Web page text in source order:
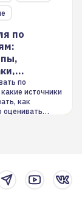
по
по
источники
как
оценивать